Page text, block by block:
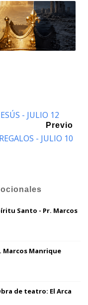
- JULIO 12
Previo
- JULIO 10
Santo - Pr. Marcos
Marcos Manrique
de teatro: El Arca